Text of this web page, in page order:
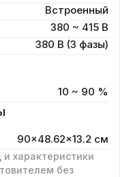
Встроенный
380 ~ 415 В
380 В (3 фазы)
10 ~ 90 %
90x48.62x13.2 cм
характеристики
без